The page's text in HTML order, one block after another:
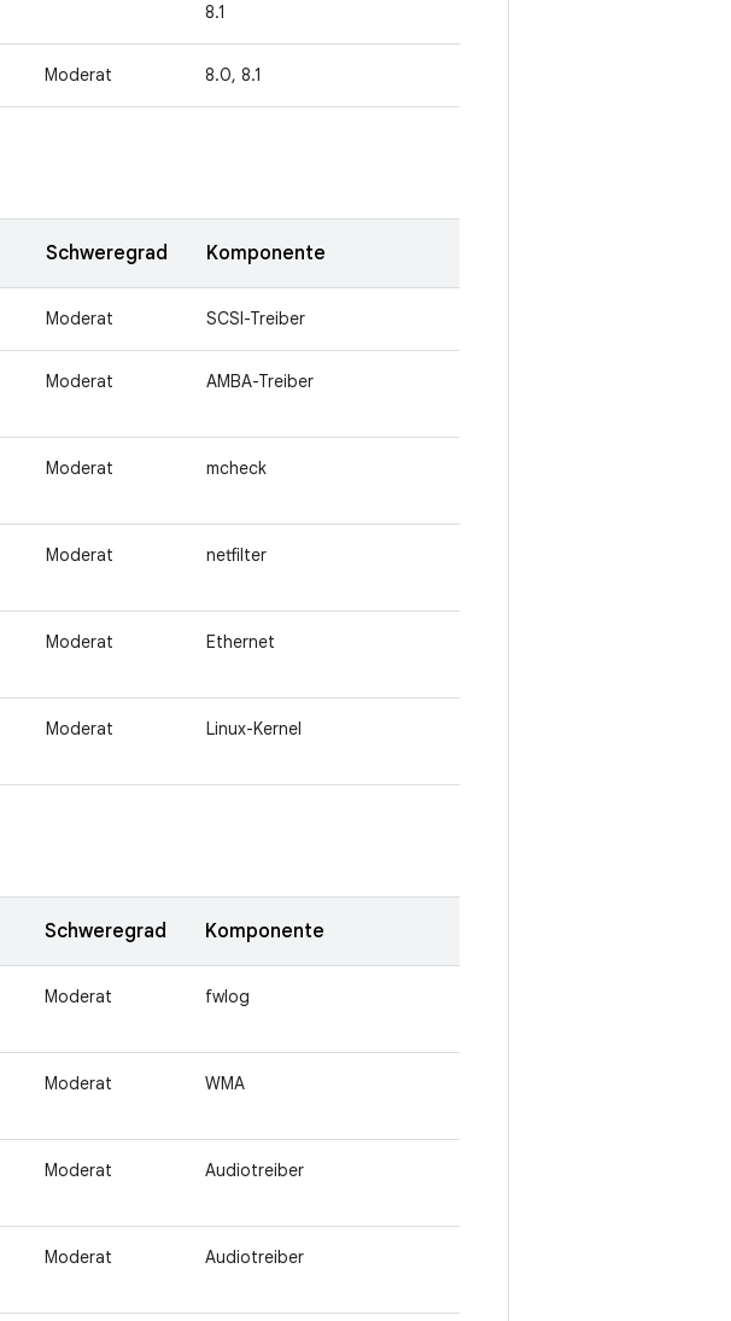
8.1
Moderat 8.0, 8.1
Schweregrad Komponente
Moderat SCSI-Treiber
Moderat AMBA-Treiber
Moderat mcheck
Moderat netfilter
Moderat Ethernet
Moderat Linux-Kernel
Schweregrad Komponente
Moderat fwlog
Moderat WMA
Moderat Audiotreiber
Moderat Audiotreiber